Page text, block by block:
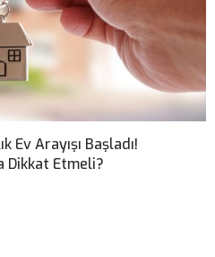
Ev Arayışı Başladı!
Dikkat Etmeli?